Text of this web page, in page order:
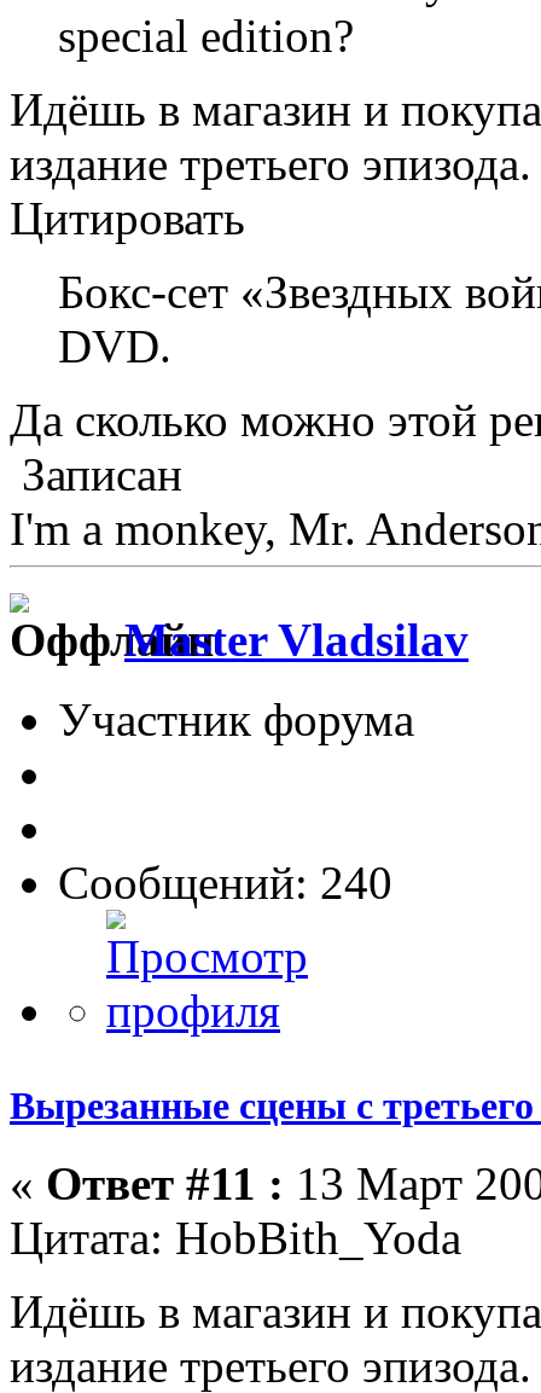
special edition?
Идёшь в магазин и
издание третьего эпизода.
Цитировать
Бокс-сет «Звездных
DVD.
Да сколько можно этой
Записан
I'm a monkey, Mr.
Master Vladsilav
Участник форума
Сообщений: 240
Вырезанные сцены с третьего
« Ответ #11 : 13 Март
Цитата: HobBith_Yoda
Идёшь в магазин и
издание третьего эпизода.